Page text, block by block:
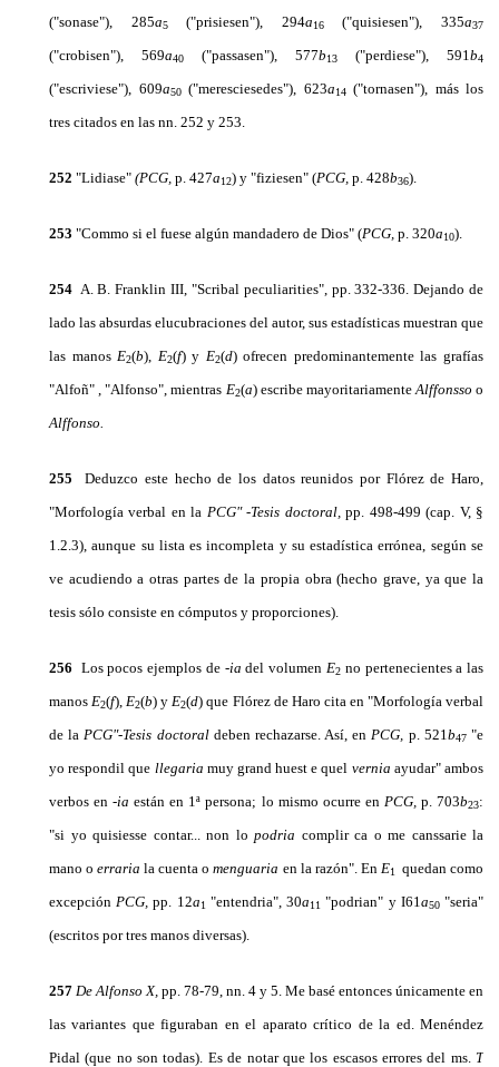
("sonase"), 285a5("prisiesen"), 294a16("quisiesen"), 335a37
("crobisen"), 569a40 ("passasen"), 577b13 ("perdiese"), 591 b4
("escriviese"), 609a50 ("meresciesedes"), 623a14 ("tornasen"), más los
tres citados en las nn. 252 y 253.
252 "Lidiase" (PCG, p. 427a12) y "fiziesen" (PCG, p. 428b36).
253 "Commo si el fuese algún mandadero de Dios" (PCG, p. 320a10).
254 A. B. Franklin III, "Scribal peculiarities", pp. 332-336. Dejando de
lado las absurdas elucubracio­nes del autor, sus estadísticas muestran que
las manos E2(b), E2(f) y E2(d) ofrecen predominantemente las grafías
"Alfoñ" , "Alfonso", mientras E2(a) escribe mayoritariamente Alffonsso o
Alffonso.
255 Deduzco este hecho de los datos reunidos por Flórez de Haro,
"Morfología verbal en la PCG" -Te­sis doctoral,pp. 498-499 (cap. V, §
1.2.3), aunque su lista es incompleta y su estadística errónea, según se
ve acudiendo a otras partes de la propia obra (hecho grave, ya que la
tesis sólo consiste en cómputos y pro­porciones).
256 Los pocos ejemplos de -iadel volumen E2 no pertenecientes a las
manos E2(f), E2(b) y E2(d) que Flórez de Haro cita en "Morfología verbal
de la PCG"-Tesis doctoral deben rechazarse. Así, en PCG, p. 521 b47"e
yo respondil que llegaria muy grand huest e quel vernia ayudar" ambos
verbos en-iaestán en 1ª persona; lo mismo ocurre en PCG, p. 703b23:
"si yo quisiesse contar... non lo podria complir ca o me canssarie la
mano oerrariala cuenta omenguaria en la razón". En E1 quedan como
excepción PCG,pp. 12a1 "entendria", 30a11 "podrian" y I61 a50"seria"
(escritos por tres manos diversas).
257 De Alfonso X, pp. 78-79, nn. 4 y 5. Me basé entonces únicamente en
las variantes que figuraban en el aparato crítico de la ed. Menéndez
Pidal (que no son todas). Es de notar que los escasos errores del ms. T